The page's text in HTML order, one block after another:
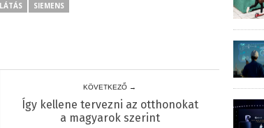
LÁTÁS SIEMENS
KÖVETKEZŐ →
Így kellene tervezni az otthonokat
a magyarok szerint